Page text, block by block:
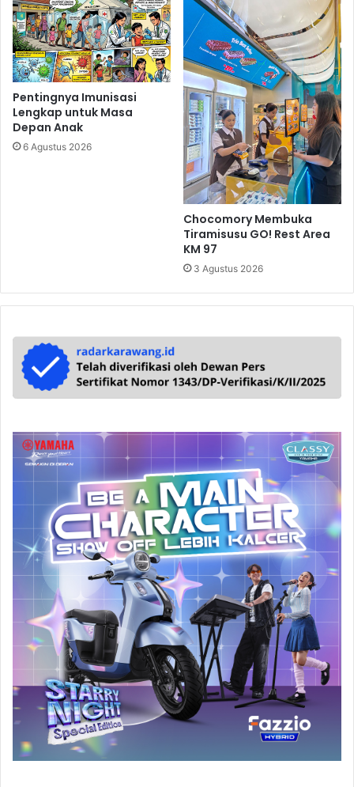
Pentingnya Imunisasi
Lengkap untuk Masa
Depan Anak
6 Agustus 2026
Chocomory Membuka
Tiramisusu GO! Rest Area
KM 97
3 Agustus 2026